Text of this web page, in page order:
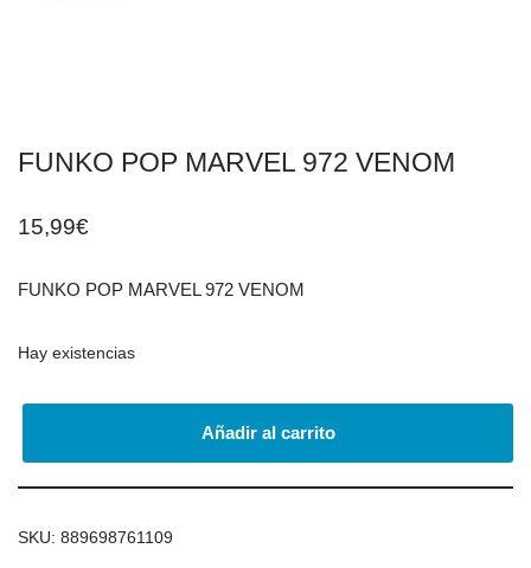
FUNKO POP MARVEL 972 VENOM
15,99€
FUNKO POP MARVEL 972 VENOM
Hay existencias
Añadir al carrito
SKU: 889698761109